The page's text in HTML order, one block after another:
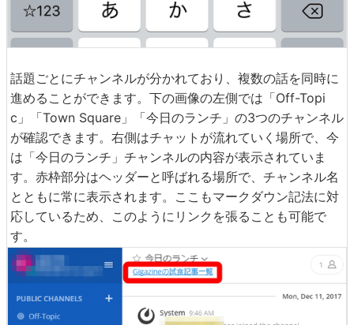
話題ごとにチャンネルが分かれており、複数の話を同時に
進めることができます。下の画像の左側では「Off-Topi
c」「Town Square」「今日のランチ」の3つのチャンネル
が確認できます。右側はチャットが流れていく場所で、今
は「今日のランチ」チャンネルの内容が表示されていま
す。赤枠部分はヘッダーと呼ばれる場所で、チャンネル名
とともに常に表示されます。ここもマークダウン記法に対
応しているため、このようにリンクを張ることも可能で
す。